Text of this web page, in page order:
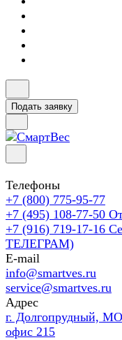
Подать заявку
Телефоны
+7 (800) 775-95-77
+7 (495) 108-77-50
+7 (916) 719-17-16
ТЕЛЕГРАМ)
E-mail
info@smartves.ru
service@smartves.ru
Адрес
г. Долгопрудный,
офис 215